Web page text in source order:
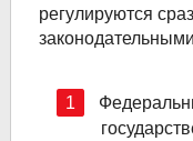
регулируются